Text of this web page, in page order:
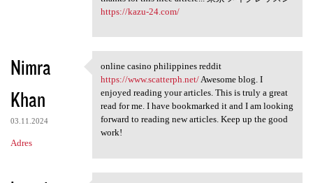
https://kazu-24.com/
Nimra
Khan
03.11.2024
Adres
online casino philippines
online casino philippines reddit
https://www.scatterph.net/Awesome blog. I
enjoyed reading your articles. This is truly a great
read for me. I have bookmarked it and I am looking
forward to reading new articles. Keep up the good
work!